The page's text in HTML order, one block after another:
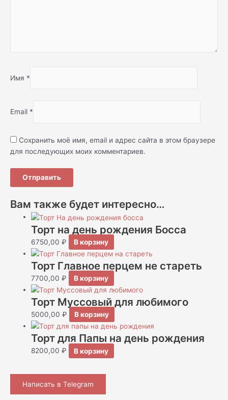
Имя *
Email *
Сохранить моё имя, email и адрес сайта в этом браузере
для последующих моих комментариев.
Вам также будет интересно…
Торт на день рождения Босса
6750,00₽ В корзину
Торт Главное перцем не стареть
7700,00₽ В корзину
Торт Муссовый для любимого
5000,00₽ В корзину
Торт для Папы на день рождения
8200,00₽ В корзину
Написать в Telegram